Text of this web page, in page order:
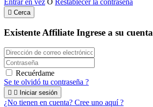
Entrar en vez O Restablecer la contraseña
 Cerca
Existente Affiliate Ingrese a su cuenta
Recuérdame
Se te olvidó tu contraseña ?
  Iniciar sesión
¿No tienen en cuenta? Cree uno aquí ?